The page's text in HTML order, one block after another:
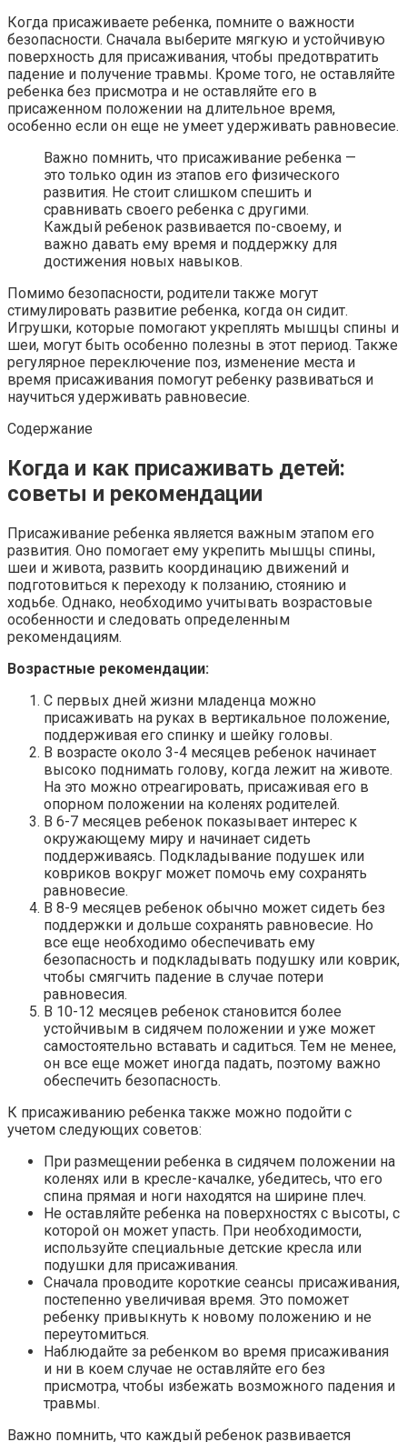
Когда присаживаете ребенка, помните о важности
безопасности. Сначала выберите мягкую и устойчивую
поверхность для присаживания, чтобы предотвратить
падение и получение травмы. Кроме того, не оставляйте
ребенка без присмотра и не оставляйте его в
присаженном положении на длительное время,
особенно если он еще не умеет удерживать равновесие.
Важно помнить, что присаживание ребенка —
это только один из этапов его физического
развития. Не стоит слишком спешить и
сравнивать своего ребенка с другими.
Каждый ребенок развивается по-своему, и
важно давать ему время и поддержку для
достижения новых навыков.
Помимо безопасности, родители также могут
стимулировать развитие ребенка, когда он сидит.
Игрушки, которые помогают укреплять мышцы спины и
шеи, могут быть особенно полезны в этот период. Также
регулярное переключение поз, изменение места и
время присаживания помогут ребенку развиваться и
научиться удерживать равновесие.
Содержание
Когда и как присаживать детей:
советы и рекомендации
Присаживание ребенка является важным этапом его
развития. Оно помогает ему укрепить мышцы спины,
шеи и живота, развить координацию движений и
подготовиться к переходу к ползанию, стоянию и
ходьбе. Однако, необходимо учитывать возрастовые
особенности и следовать определенным
рекомендациям.
Возрастные рекомендации:
С первых дней жизни младенца можно
присаживать на руках в вертикальное положение,
поддерживая его спинку и шейку головы.
В возрасте около 3-4 месяцев ребенок начинает
высоко поднимать голову, когда лежит на животе.
На это можно отреагировать, присаживая его в
опорном положении на коленях родителей.
В 6-7 месяцев ребенок показывает интерес к
окружающему миру и начинает сидеть
поддерживаясь. Подкладывание подушек или
ковриков вокруг может помочь ему сохранять
равновесие.
В 8-9 месяцев ребенок обычно может сидеть без
поддержки и дольше сохранять равновесие. Но
все еще необходимо обеспечивать ему
безопасность и подкладывать подушку или коврик,
чтобы смягчить падение в случае потери
равновесия.
В 10-12 месяцев ребенок становится более
устойчивым в сидячем положении и уже может
самостоятельно вставать и садиться. Тем не менее,
он все еще может иногда падать, поэтому важно
обеспечить безопасность.
К присаживанию ребенка также можно подойти с
учетом следующих советов:
При размещении ребенка в сидячем положении на
коленях или в кресле-качалке, убедитесь, что его
спина прямая и ноги находятся на ширине плеч.
Не оставляйте ребенка на поверхностях с высоты, с
которой он может упасть. При необходимости,
используйте специальные детские кресла или
подушки для присаживания.
Сначала проводите короткие сеансы присаживания,
постепенно увеличивая время. Это поможет
ребенку привыкнуть к новому положению и не
переутомиться.
Наблюдайте за ребенком во время присаживания
и ни в коем случае не оставляйте его без
присмотра, чтобы избежать возможного падения и
травмы.
Важно помнить, что каждый ребенок развивается